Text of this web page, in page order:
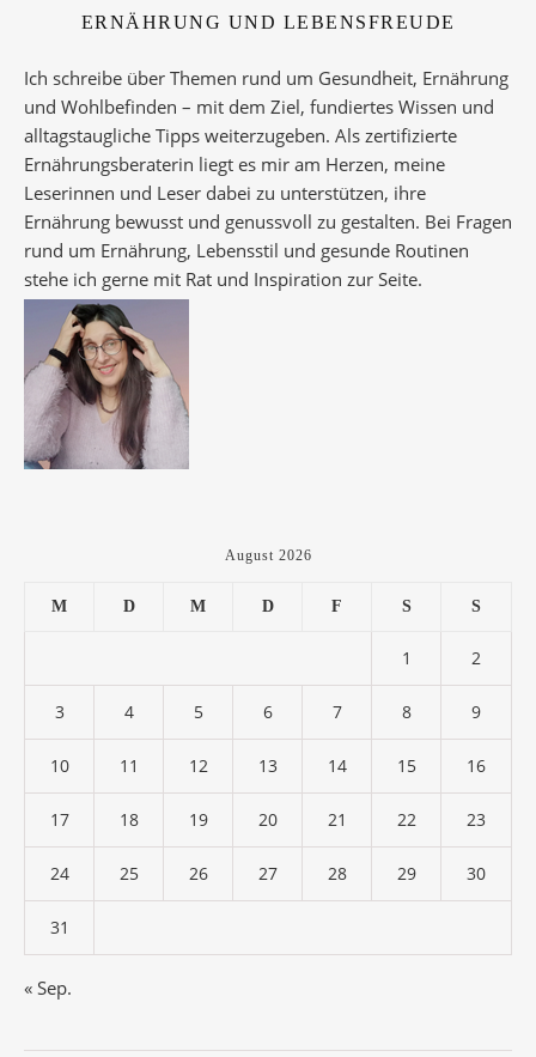
ERNÄHRUNG UND LEBENSFREUDE
Ich schreibe über Themen rund um Gesundheit, Ernährung
und Wohlbefinden – mit dem Ziel, fundiertes Wissen und
alltagstaugliche Tipps weiterzugeben. Als zertifizierte
Ernährungsberaterin liegt es mir am Herzen, meine
Leserinnen und Leser dabei zu unterstützen, ihre
Ernährung bewusst und genussvoll zu gestalten. Bei Fragen
rund um Ernährung, Lebensstil und gesunde Routinen
stehe ich gerne mit Rat und Inspiration zur Seite.
August 2026
M D M D F S S
1 2
3 4 5 6 7 8 9
10 11 12 13 14 15 16
17 18 19 20 21 22 23
24 25 26 27 28 29 30
31
« Sep.